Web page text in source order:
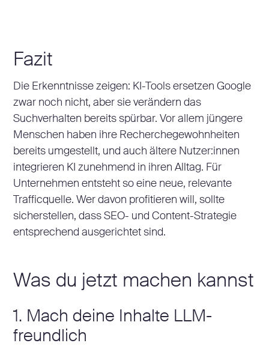
Fazit
Die Erkenntnisse zeigen: KI-Tools ersetzen Google
zwar noch nicht, aber sie verändern das
Suchverhalten bereits spürbar. Vor allem jüngere
Menschen haben ihre Recherchegewohnheiten
bereits umgestellt, und auch ältere Nutzer:innen
integrieren KI zunehmend in ihren Alltag. Für
Unternehmen entsteht so eine neue, relevante
Trafficquelle. Wer davon profitieren will, sollte
sicherstellen, dass SEO- und Content-Strategie
entsprechend ausgerichtet sind.
Was du jetzt machen kannst
1. Mach deine Inhalte LLM-
freundlich